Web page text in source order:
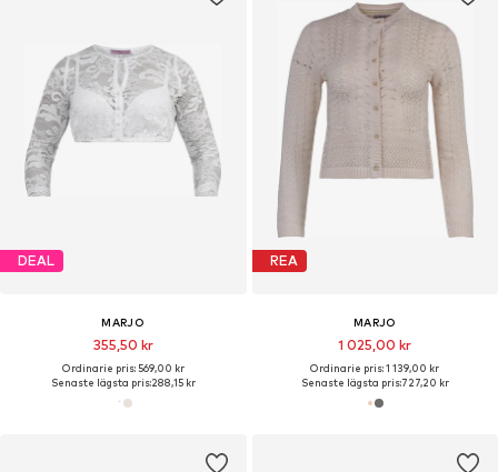
DEAL
MARJO
355,50 kr
Ordinarie pris: 569,00 kr
Senaste lägsta pris:288,15 kr
REA
MARJO
1 025,00 kr
Ordinarie pris: 1 139,00 kr
Senaste lägsta pris:727,20 kr